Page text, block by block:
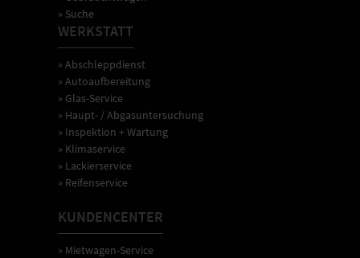
» Suche
WERKSTATT
» Abschleppdienst
» Autoaufbereitung
» Glas-Service
» Haupt- / Abgasuntersuchung
» Inspektion + Wartung
» Klimaservice
» Lackierservice
» Reifenservice
KUNDENCENTER
» Mietwagen-Service